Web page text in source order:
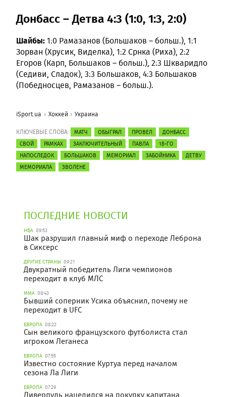
Донбасс – Детва 4:3 (1:0, 1:3, 2:0)
Шайбы:1:0 Рамазанов (Большаков – больш.), 1:1
Зорван (Хрусик, Виделка), 1:2 Срнка (Риха), 2:2
Егоров (Карп, Большаков – больш.), 2:3 Шкваридло
(Седиви, Сладок), 3:3 Большаков, 4:3 Большаков
(Победносцев, Рамазанов – больш.).
iSport.ua Хоккей Украина
КЛЮЧЕВЫЕ СЛОВА: МАТЧ ОБЫГРАЛ ПРОВЕЛ
ДОНБАСС
СВОЙ
РАМКАХ ЗАКЛЮЧИТЕЛЬНЫЙ ПАВЛА
18-ГО
НАПОСЛЕДОК
БОЛЬШАКОВ МЕМОРИАЛ ЗАБОЙНИКА
ДЕТВУ
МЕМОРИАЛА
ЗВОЛЕНЕ
ПОСЛЕДНИЕ НОВОСТИ
НБА 09:53
Шак разрушил главный миф о переходе Леброна
в Сиксерс
ДРУГИЕ СТРАНЫ 09:21
Двукратный победитель Лиги чемпионов
переходит в клуб МЛС
ММА 08:43
Бывший соперник Усика объяснил, почему не
переходит в UFC
ЕВРОПА 08:22
Сын великого французского футболиста стал
игроком Леганеса
ЕВРОПА 07:55
Известно состояние Куртуа перед началом
сезона Ла Лиги
ЕВРОПА 07:29